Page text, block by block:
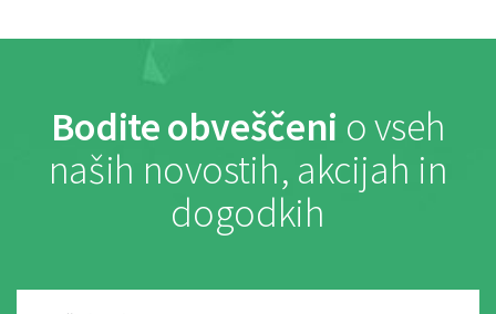
Bodite obveščeni o vseh
naših novostih, akcijah in
dogodkih